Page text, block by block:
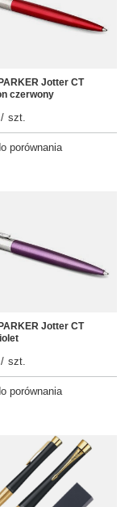
Jotter CT
czerwony
/ szt.
porównania
Jotter CT
/ szt.
porównania